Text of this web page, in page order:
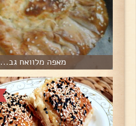
מאפה מלוואח גב...